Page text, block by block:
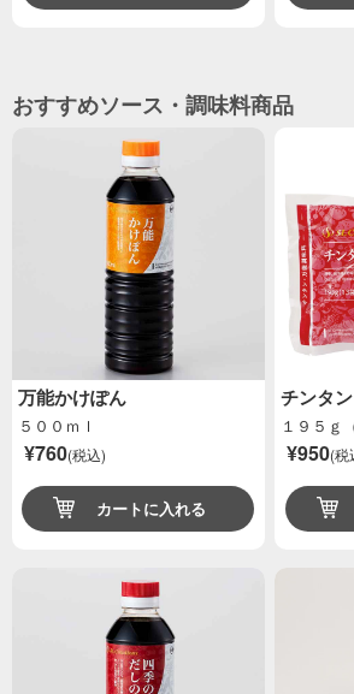
おすすめソース・調味料商品
万能かけぽん
５００ｍｌ
¥760(税込)
カートに入れる
チンタ
１９５ｇ
¥950(税